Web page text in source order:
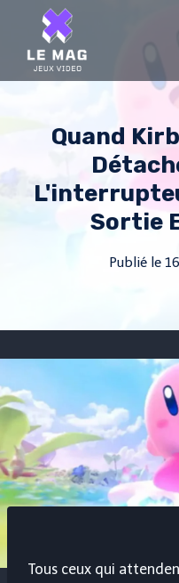
content
Quand
Sortie
Publié le
Tous ceux qui